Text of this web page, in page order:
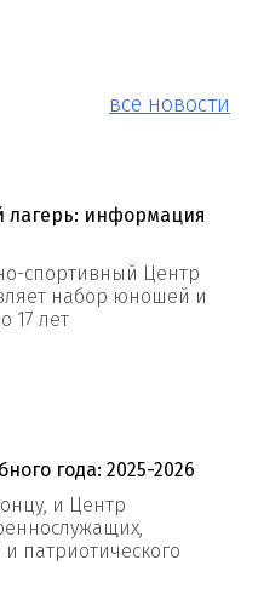
все новости
лагерь: информация
спортивный Центр
набор юношей и
17 лет
года: 2025-2026
и Центр
патриотического